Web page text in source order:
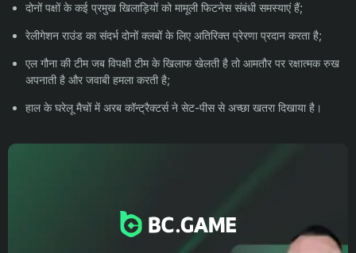
दोनों पक्षों के कई प्रमुख खिलाड़ियों को मामूली फिटनेस संबंधी समस्याएं हैं;
रेलीगेशन राउंड का संदर्भ दोनों क्लबों के लिए अतिरिक्त प्रेरणा प्रदान करता है;
एल गौना की टीम जब विपक्षी टीम के खिलाफ खेलती है तो आमतौर पर रक्षात्मक रुख
अपनाती है और जवाबी हमला करती है;
हाल के घरेलू मैचों में अरब कॉन्ट्रैक्टर्स ने सेट-पीस से अच्छा खतरा दिखाया है।